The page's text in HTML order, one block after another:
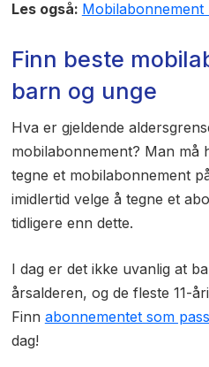
Les også: Mobilabonnement
Finn beste
barn og unge
Hva er gjeldende
mobilabonnement? Man må
tegne et mobilabonnement
imidlertid velge å tegne et
tidligere enn dette.
I dag er det ikke uvanlig at
årsalderen, og de fleste 11-
Finn abonnementet som
dag!